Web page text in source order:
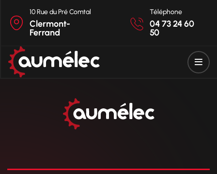
10 Rue du Pré Comtal
Clermont-
Ferrand
Téléphone
04 73 24 60
50